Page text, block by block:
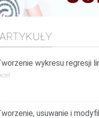
wykresu regresji
usuwanie i